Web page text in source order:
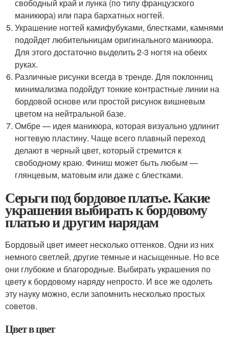
свободный край и лунка (по типу французского
маникюра) или пара бархатных ногтей.
Украшение ногтей камифубуками, блестками, камнями
подойдет любительницам оригинального маникюра.
Для этого достаточно выделить 2-3 ногтя на обеих
руках.
Различные рисунки всегда в тренде. Для поклонниц
минимализма подойдут тонкие контрастные линии на
бордовой основе или простой рисунок вишневым
цветом на нейтральной базе.
Омбре — идея маникюра, которая визуально удлинит
ногтевую пластину. Чаще всего плавный переход
делают в черный цвет, который стремится к
свободному краю. Финиш может быть любым —
глянцевым, матовым или даже с блестками.
Серьги под бордовое платье. Какие
украшения выбирать к бордовому
платью и другим нарядам
Бордовый цвет имеет несколько оттенков. Одни из них
немного светлей, другие темные и насыщенные. Но все
они глубокие и благородные. Выбирать украшения по
цвету к бордовому наряду непросто. И все же одолеть
эту науку можно, если запомнить несколько простых
советов.
Цвет в цвет